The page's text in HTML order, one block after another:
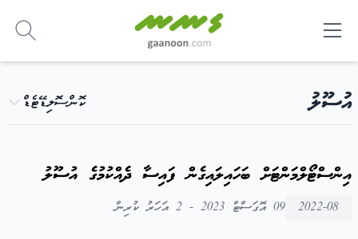
އުސޫލު ކޮންސޮލިޑޭޓެޑް
އިންސްޓޯލްމަންޓަށް ބަހައިލައިގެން ފައިސާ ދެއްކުމުގެ އުސޫލު
2022-08 09 އޮގަސްޓް 2023 - 2 އަހަރު ކުރިން